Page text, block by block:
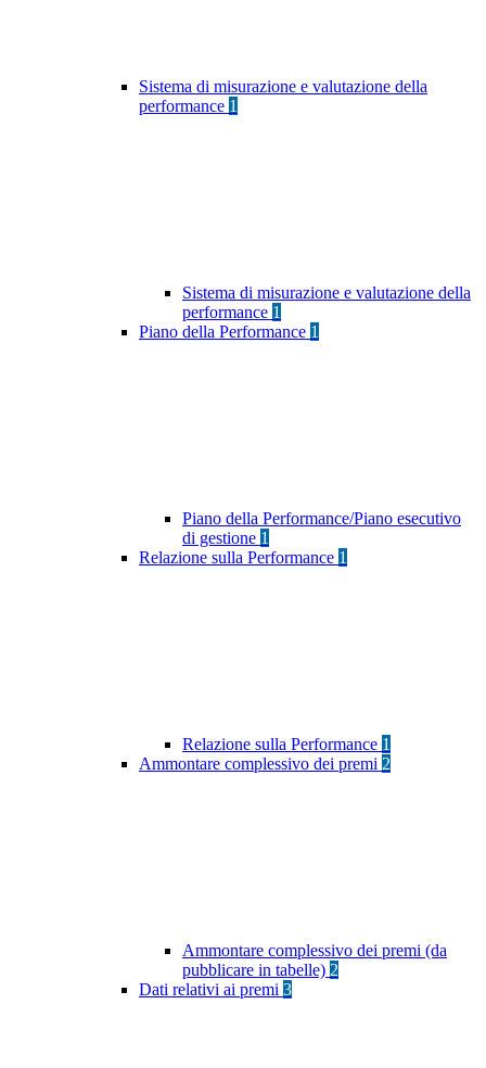
Sistema di misurazione e valutazione della
performance 1
Sistema di misurazione e valutazione della
performance 1
Piano della Performance 1
Piano della Performance/Piano esecutivo
di gestione 1
Relazione sulla Performance 1
Relazione sulla Performance 1
Ammontare complessivo dei premi 2
Ammontare complessivo dei premi (da
pubblicare in tabelle) 2
Dati relativi ai premi 3